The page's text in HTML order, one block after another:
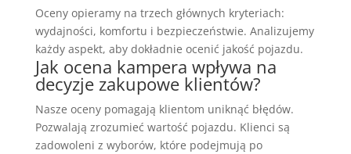
Oceny opieramy na trzech głównych kryteriach:
wydajności, komfortu i bezpieczeństwie. Analizujemy
każdy aspekt, aby dokładnie ocenić jakość pojazdu.
Jak ocena kampera wpływa na
decyzje zakupowe klientów?
Nasze oceny pomagają klientom uniknąć błędów.
Pozwalają zrozumieć wartość pojazdu. Klienci są
zadowoleni z wyborów, które podejmują po